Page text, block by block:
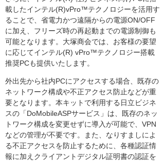
載したインテル(R)vPro™テクノロジーを活用す
ることで、省電力かつ遠隔からの電源ON/OFF
に加え、フリーズ時の再起動までの電源制御も
可能となります。大塚商会では、お客様の要望
に応じてインテル(R) vPro™テクノロジー搭載
推奨PCも提供いたします。
外出先から社内PCにアクセスする場合、既存の
ネットワーク構成や不正アクセス防止などが重
要となります。本キットで利用する日立ビジネ
スの「DoMobileASPサービス」は、既存のネッ
トワーク構成を変更せずに導入が可能で、VPN
などの管理が不要です。また、なりすましによ
る不正アクセスを防止するために、各種認証情
報に加えクライアントデジタル証明書の認証を